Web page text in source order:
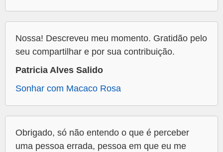
Nossa! Descreveu meu momento. Gratidão pelo
seu compartilhar e por sua contribuição.
Patricia Alves Salido
Sonhar com Macaco Rosa
Obrigado, só não entendo o que é perceber
uma pessoa errada, pessoa em que eu me